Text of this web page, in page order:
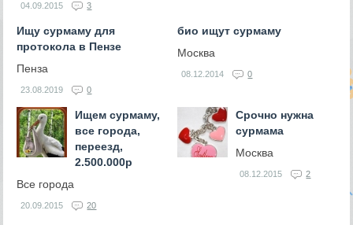
04.09.2015 3
Ищу сурмаму для
протокола в Пензе
Пенза
23.08.2019 0
био ищут сурмаму
Москва
08.12.2014 0
Ищем сурмаму,
все города,
переезд,
2.500.000р
Все города
20.09.2015 20
Срочно нужна
сурмама
Москва
08.12.2015 2